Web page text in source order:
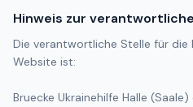
Hinweis zur
Die verantwortliche Stelle für
Website ist:
Bruecke Ukrainehilfe Halle (Saale)